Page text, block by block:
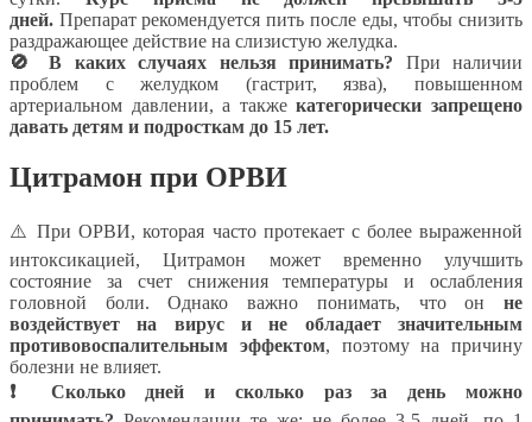
дней. Препарат рекомендуется пить после еды, чтобы снизить
раздражающее действие на слизистую желудка.
🚫 В каких случаях нельзя принимать? При наличии
проблем с желудком (гастрит, язва), повышенном
артериальном давлении, а такжекатегорически запрещено
давать детям и подросткам до 15 лет.
Цитрамон при ОРВИ
⚠️ При ОРВИ, которая часто протекает с более выраженной
интоксикацией, Цитрамон может временно улучшить
состояние за счет снижения температуры и ослабления
головной боли. Однако важно понимать, что он не
воздействует на вирус и не обладает значительным
противовоспалительным эффектом, поэтому на причину
болезни не влияет.
❗ Сколько дней и сколько раз за день можно